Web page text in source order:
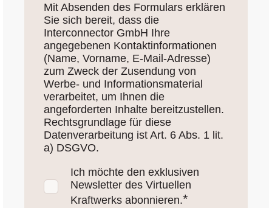
Mit Absenden des Formulars erklären
Sie sich bereit, dass die
Interconnector GmbH Ihre
angegebenen Kontaktinformationen
(Name, Vorname, E-Mail-Adresse)
zum Zweck der Zusendung von
Werbe- und Informationsmaterial
verarbeitet, um Ihnen die
angeforderten Inhalte bereitzustellen.
Rechtsgrundlage für diese
Datenverarbeitung ist Art. 6 Abs. 1 lit.
a) DSGVO.
Ich möchte den exklusiven
Newsletter des Virtuellen
Kraftwerks abonnieren.*